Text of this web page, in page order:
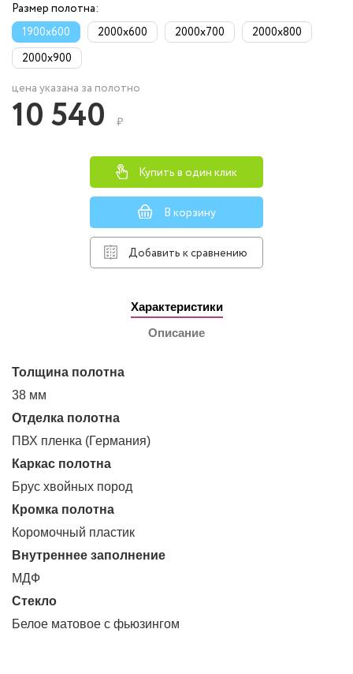
Размер полотна:
1900x600
2000x600 2000x700
2000x800
2000x900
цена указана за полотно
10 540 ₽
Купить в один клик
В корзину
Добавить к сравнению
Характеристики
Описание
Толщина полотна
38 мм
Отделка полотна
ПВХ пленка (Германия)
Каркас полотна
Брус хвойных пород
Кромка полотна
Коромочный пластик
Внутреннее заполнение
МДФ
Стекло
Белое матовое с фьюзингом